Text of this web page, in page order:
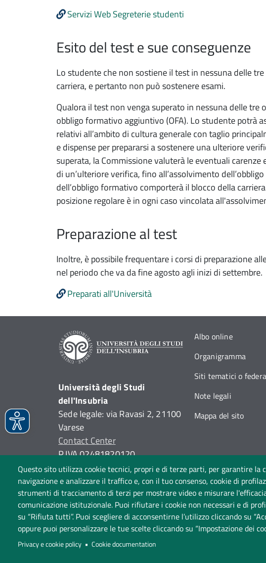
Servizi Web Segreterie studenti
Esito del test e sue conseguenze
Lo studente che non sostiene il test in nessuna delle
carriera, e pertanto non può sostenere esami.
Qualora il test non venga superato in nessuna delle
obbligo formativo aggiuntivo (OFA). Lo studente potrà
relativi all’ambito di cultura generale con taglio
e dispense per prepararsi a sostenere una ulteriore
superata, la Commissione valuterà le eventuali
di un’ulteriore verifica, fino all’assolvimento
dell’obbligo formativo comporterà il blocco della
posizione regolare è in ogni caso vincolata
Preparazione al test
Inoltre, è possibile frequentare i corsi di preparazione
nel periodo che va da fine agosto agli inizi di settembre.
Preparati all'Università
Questo sito utilizza cookie tecnici, propri e di terze parti, per garantire la
navigazione e analizzare il traffico e, con il tuo consenso, cookie di
strumenti di tracciamento di terzi per mostrare video e misurare
comunicazione istituzionale. Puoi rifiutare i cookie non necessari e di
su “Rifiuta tutti”. Puoi scegliere di acconsentirne l’utilizzo cliccando su
oppure puoi personalizzare le tue scelte cliccando su “Impostazione dei
Privacy e cookie policy Cookie documentation
Università degli Studi
dell'Insubria
Sede legale: via Ravasi 2, 21100
Varese
Contact Center
P.IVA 02481820120
(C.F. 95039180120)
PEC: ateneo@pec.uninsubria.it
(vedi le altre caselle )
Albo online
Organigramma
Siti tematici o
Note legali
Mappa del sito